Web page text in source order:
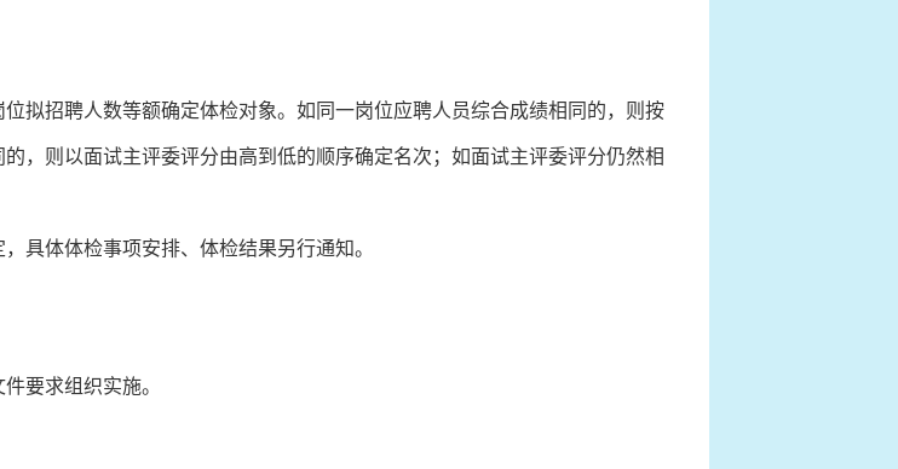
拟招聘人数等额确定体检对象。如同一岗位应聘人员综合成绩相同的，则按
，则以面试主评委评分由高到低的顺序确定名次；如面试主评委评分仍然相
具体体检事项安排、体检结果另行通知。
要求组织实施。